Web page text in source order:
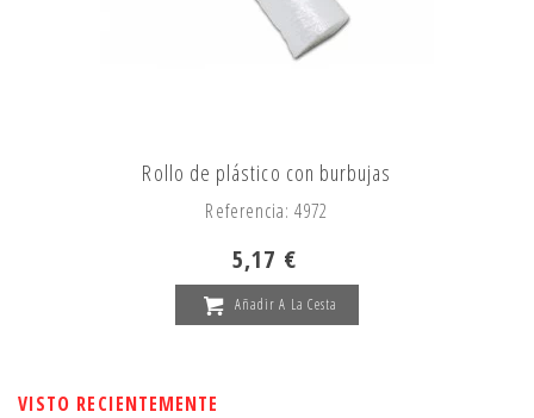
Rollo de plástico con burbujas
Referencia: 4972
5,17 €
Añadir A La Cesta
VISTO RECIENTEMENTE